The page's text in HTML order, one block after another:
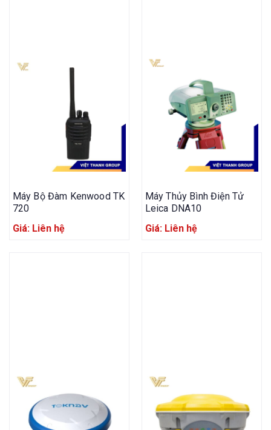
Máy Bộ Đàm Kenwood TK
720
Giá: Liên hệ
Máy Thủy Bình Điện Tử
Leica DNA10
Giá: Liên hệ